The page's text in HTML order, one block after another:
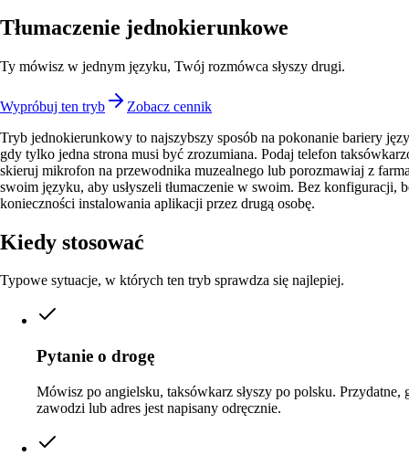
Tłumaczenie jednokierunkowe
Ty mówisz w jednym języku, Twój rozmówca słyszy drugi.
Wypróbuj ten tryb
Zobacz cennik
Tryb jednokierunkowy to najszybszy sposób na pokonanie bariery
gdy tylko jedna strona musi być zrozumiana. Podaj telefon
skieruj mikrofon na przewodnika muzealnego lub porozmawiaj z
swoim języku, aby usłyszeli tłumaczenie w swoim. Bez konfiguracji,
konieczności instalowania aplikacji przez drugą osobę.
Kiedy stosować
Typowe sytuacje, w których ten tryb sprawdza się najlepiej.
Pytanie o drogę
Mówisz po angielsku, taksówkarz słyszy po polsku. Przydatne,
zawodzi lub adres jest napisany odręcznie.